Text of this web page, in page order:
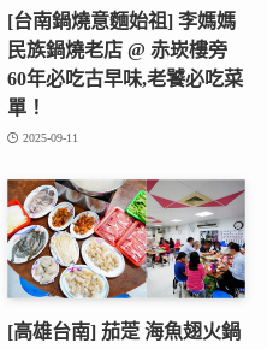
[台南鍋燒意麵始祖] 李媽媽
民族鍋燒老店 @ 赤崁樓旁
60年必吃古早味,老饕必吃菜
單！
2025-09-11
[高雄台南] 茄萣 海魚翅火鍋